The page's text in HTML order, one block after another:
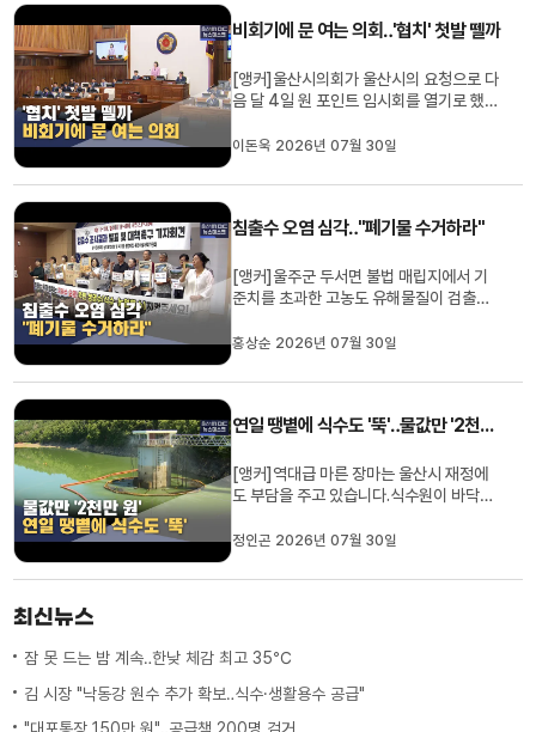
내일과 모레도 비슷한 기온...
비회기에 문 여는 의회‥'협치' 첫발 뗄까
[앵커]울산시의회가 울산시의 요청으로 다
음 달 4일 원 포인트 임시회를 열기로 했습
에 비회기 기간에 안건 처리를 위해 문을 여
모은 울산시와 시의회가 갈등 구도에서 한
자입니다.[리포트]민선 ...
이돈욱 2026년 07월 30일
침출수 오염 심각‥"폐기물 수거하라"
[앵커]울주군 두서면 불법 매립지에서 기
준치를 초과한 고농도 유해물질이 검출됐
원회는 생존권을 위협받고 있다며 지자체
순 기자입니다. [리포트]농지 개량을 빌미
면 내와리.울산환경운동연합과 ...
홍상순 2026년 07월 30일
연일 땡볕에 식수도 '뚝'‥물값만 '2천만 원'
[앵커]역대급 마른 장마는 울산시 재정에
도 부담을 주고 있습니다.식수원이 바닥을
사서 투입하고 있는데, 이마저도 근본적인
가 취재했습니다.[리포트]울산의 최대 식
정인곤 2026년 07월 30일
최신뉴스
잠 못 드는 밤 계속‥한낮 체감 최고 35℃
김 시장 "낙동강 원수 추가 확보‥식수·생활용수 공급"